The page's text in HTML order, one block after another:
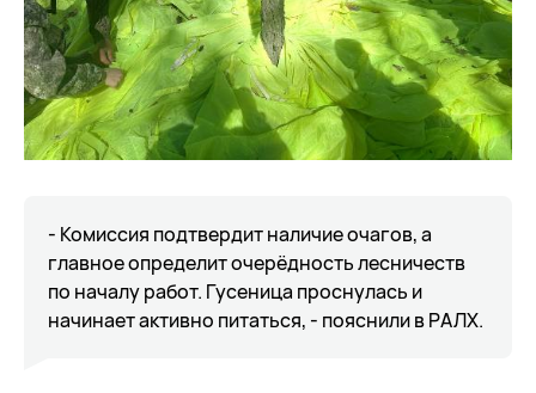
- Комиссия подтвердит наличие очагов, а
главное определит очерёдность лесничеств
по началу работ. Гусеница проснулась и
начинает активно питаться, - пояснили в РАЛХ.